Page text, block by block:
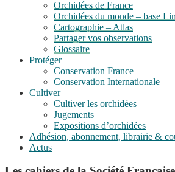
Orchidées de France
Orchidées du monde – base
Cartographie – Atlas
Partager vos observations
Glossaire
Protéger
Conservation France
Conservation Internationale
Cultiver
Cultiver les orchidées
Jugements
Expositions d’orchidées
Adhésion, abonnement, librairie &
Actus